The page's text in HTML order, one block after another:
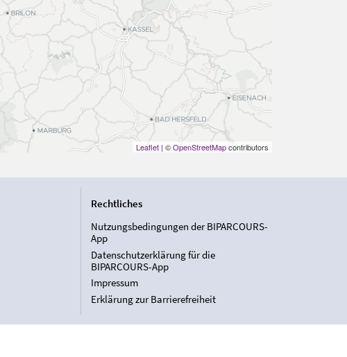
Leaflet| ©OpenStreetMapcontributors
Rechtliches
Nutzungsbedingungen der BIPARCOURS-
App
Datenschutzerklärung für die
BIPARCOURS-App
Impressum
Erklärung zur Barrierefreiheit